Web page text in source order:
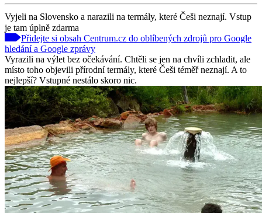
Vyjeli na Slovensko a narazili na termály, které Češi neznají. Vstup
je tam úplně zdarma
Přidejte si obsah Centrum.cz do oblíbených zdrojů pro Google
hledání a Google zprávy
Vyrazili na výlet bez očekávání. Chtěli se jen na chvíli zchladit, ale
místo toho objevili přírodní termály, které Češi téměř neznají. A to
nejlepší? Vstupné nestálo skoro nic.